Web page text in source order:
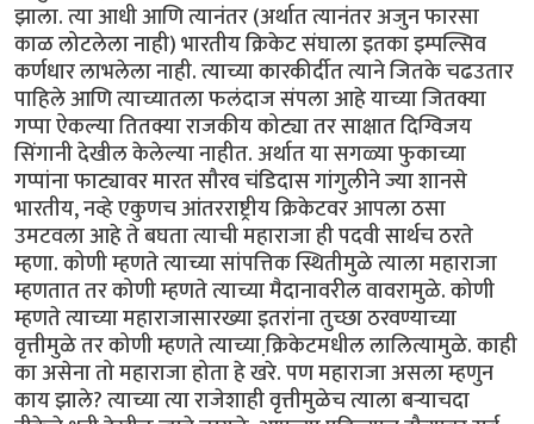
झाला. त्या आधी आणि त्यानंतर (अर्थात त्यानंतर अजुन फारसा
काळ लोटलेला नाही) भारतीय क्रिकेट संघाला इतका इम्पल्सिव
कर्णधार लाभलेला नाही. त्याच्या कारकीर्दीत त्याने जितके चढउतार
पाहिले आणि त्याच्यातला फलंदाज संपला आहे याच्या जितक्या
गप्पा ऐकल्या तितक्या राजकीय कोट्या तर साक्षात दिग्विजय
सिंगानी देखील केलेल्या नाहीत. अर्थात या सगळ्या फुकाच्या
गप्पांना फाट्यावर मारत सौरव चंडिदास गांगुलीने ज्या शानसे
भारतीय, नव्हे एकुणच आंतरराष्ट्रीय क्रिकेटवर आपला ठसा
उमटवला आहे ते बघता त्याची महाराजा ही पदवी सार्थच ठरते
म्हणा. कोणी म्हणते त्याच्या सांपत्तिक स्थितीमुळे त्याला महाराजा
म्हणतात तर कोणी म्हणते त्याच्या मैदानावरील वावरामुळे. कोणी
म्हणते त्याच्या महाराजासारख्या इतरांना तुच्छा ठरवण्याच्या
वृत्तीमुळे तर कोणी म्हणते त्याच्या क्रि़केटमधील लालित्यामुळे. काही
का असेना तो महाराजा होता हे खरे. पण महाराजा असला म्हणुन
काय झाले? त्याच्या त्या राजेशाही वृत्तीमुळेच त्याला बर्‍याचदा